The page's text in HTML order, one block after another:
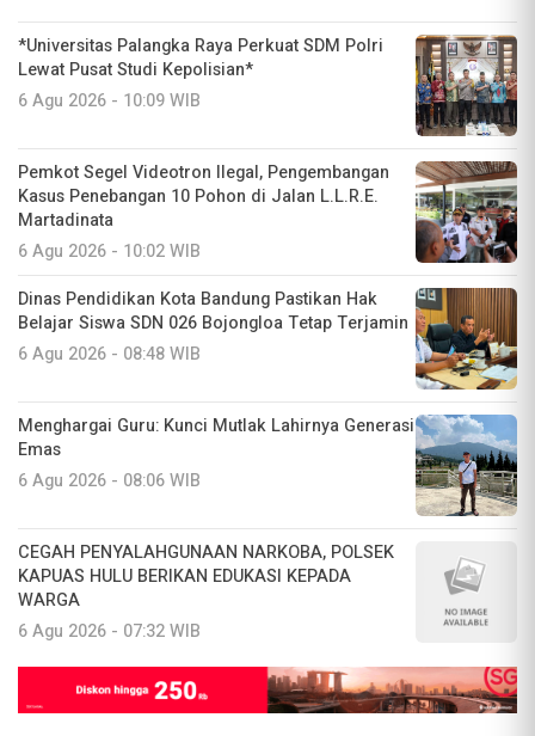
*Universitas Palangka Raya Perkuat SDM Polri
Lewat Pusat Studi Kepolisian*
6 Agu 2026 - 10:09 WIB
Pemkot Segel Videotron Ilegal, Pengembangan
Kasus Penebangan 10 Pohon di Jalan L.L.R.E.
Martadinata
6 Agu 2026 - 10:02 WIB
Dinas Pendidikan Kota Bandung Pastikan Hak
Belajar Siswa SDN 026 Bojongloa Tetap Terjamin
6 Agu 2026 - 08:48 WIB
Menghargai Guru: Kunci Mutlak Lahirnya Generasi
Emas
6 Agu 2026 - 08:06 WIB
CEGAH PENYALAHGUNAAN NARKOBA, POLSEK
KAPUAS HULU BERIKAN EDUKASI KEPADA
WARGA
6 Agu 2026 - 07:32 WIB